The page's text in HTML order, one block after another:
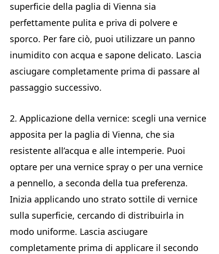
superficie della paglia di Vienna sia
perfettamente pulita e priva di polvere e
sporco. Per fare ciò, puoi utilizzare un panno
inumidito con acqua e sapone delicato. Lascia
asciugare completamente prima di passare al
passaggio successivo.
2. Applicazione della vernice: scegli una vernice
apposita per la paglia di Vienna, che sia
resistente all’acqua e alle intemperie. Puoi
optare per una vernice spray o per una vernice
a pennello, a seconda della tua preferenza.
Inizia applicando uno strato sottile di vernice
sulla superficie, cercando di distribuirla in
modo uniforme. Lascia asciugare
completamente prima di applicare il secondo